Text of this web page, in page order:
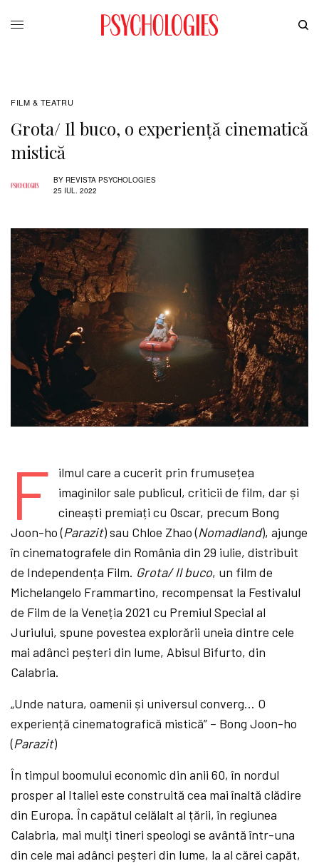
FILM & TEATRU
Grota/ Il buco, o experiență cinematică
mistică
BY REVISTA PSYCHOLOGIES
25 IUL. 2022
F
ilmul care a cucerit prin frumusețea
imaginilor sale publicul, criticii de film, dar și
cineaști premiați cu Oscar, precum Bong
Joon-ho (Parazit) sau Chloe Zhao (Nomadland), ajunge
în cinematografele din România din 29 iulie, distribuit
de Independența Film. Grota/ Il buco, un film de
Michelangelo Frammartino, recompensat la Festivalul
de Film de la Veneția 2021 cu Premiul Special al
Juriului, spune povestea explorării uneia dintre cele
mai adânci peșteri din lume, Abisul Bifurto, din
Calabria.
„Unde natura, oamenii și universul converg… O
experiență cinematografică mistică” – Bong Joon-ho
(Parazit)
În timpul boomului economic din anii 60, în nordul
prosper al Italiei este construită cea mai înaltă clădire
din Europa. În capătul celălalt al țării, în regiunea
Calabria, mai mulţi tineri speologi se avântă într-una
din cele mai adânci peşteri din lume, la al cărei capăt,